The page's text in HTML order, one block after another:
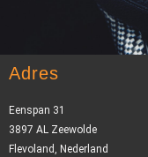
Adres
Eenspan 31
3897 AL Zeewolde
Flevoland, Nederland